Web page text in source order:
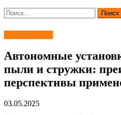
Найти:
Автономные
пыли и стружки:
перспективы
03.05.2025